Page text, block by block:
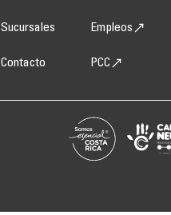
Sucursales
Contacto
Empleos
PCC